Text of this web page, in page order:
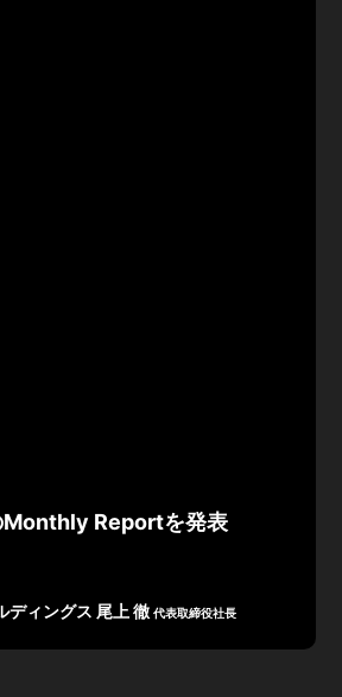
Reportを発表
ディングス 尾上 徹代表取締役社長